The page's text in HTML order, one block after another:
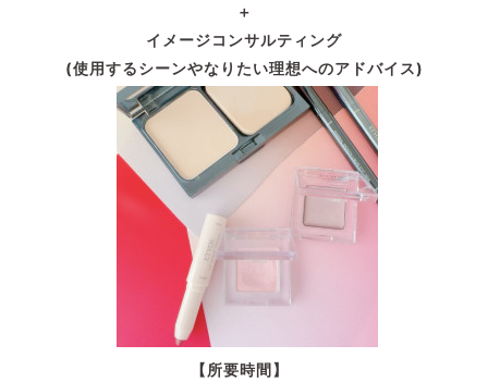
＋
イメージコンサルティング
(使用するシーンやなりたい理想へのアドバイス)
【所要時間】